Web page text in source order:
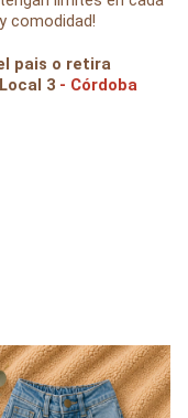
comodidad!
pais o retira
3 - Córdoba